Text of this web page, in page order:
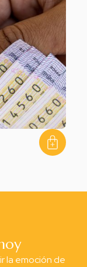
la emoción de